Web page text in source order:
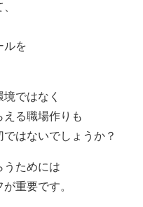
ルを
ではなく
る職場作りも
はないでしょうか？
うためには
重要です。